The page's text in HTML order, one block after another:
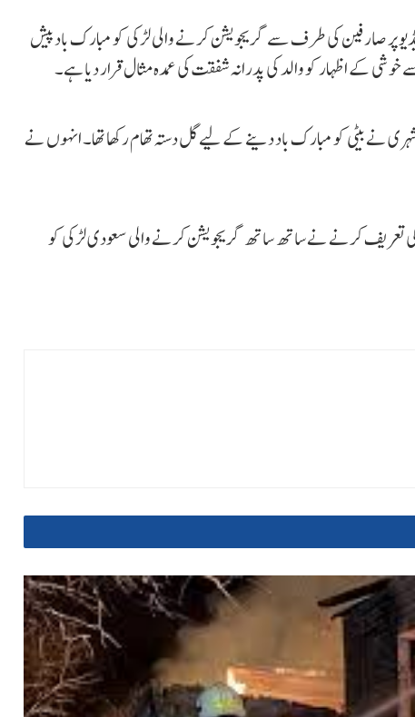
پر صارفین کی طرف سے گریجویشن کرنے والی لڑکی کو مبارک باد پیش
کے اظہار کو والد کی پدرانہ شفقت کی عمدہ مثال قرار دیا ہے۔
نے بیٹی کو مبارک باد دینے کے لیے گل دستہ تھام رکھا تھا۔ انہوں نے
کرنے نے ساتھ ساتھ گریجویشن کرنے والی سعودی لڑکی کو